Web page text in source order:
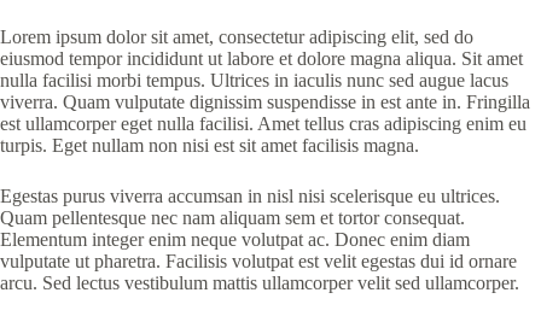
Lorem ipsum dolor sit amet, consectetur adipiscing elit, sed do
eiusmod tempor incididunt ut labore et dolore magna aliqua. Sit amet
nulla facilisi morbi tempus. Ultrices in iaculis nunc sed augue lacus
viverra. Quam vulputate dignissim suspendisse in est ante in. Fringilla
est ullamcorper eget nulla facilisi. Amet tellus cras adipiscing enim eu
turpis. Eget nullam non nisi est sit amet facilisis magna.
Egestas purus viverra accumsan in nisl nisi scelerisque eu ultrices.
Quam pellentesque nec nam aliquam sem et tortor consequat.
Elementum integer enim neque volutpat ac. Donec enim diam
vulputate ut pharetra. Facilisis volutpat est velit egestas dui id ornare
arcu. Sed lectus vestibulum mattis ullamcorper velit sed ullamcorper.